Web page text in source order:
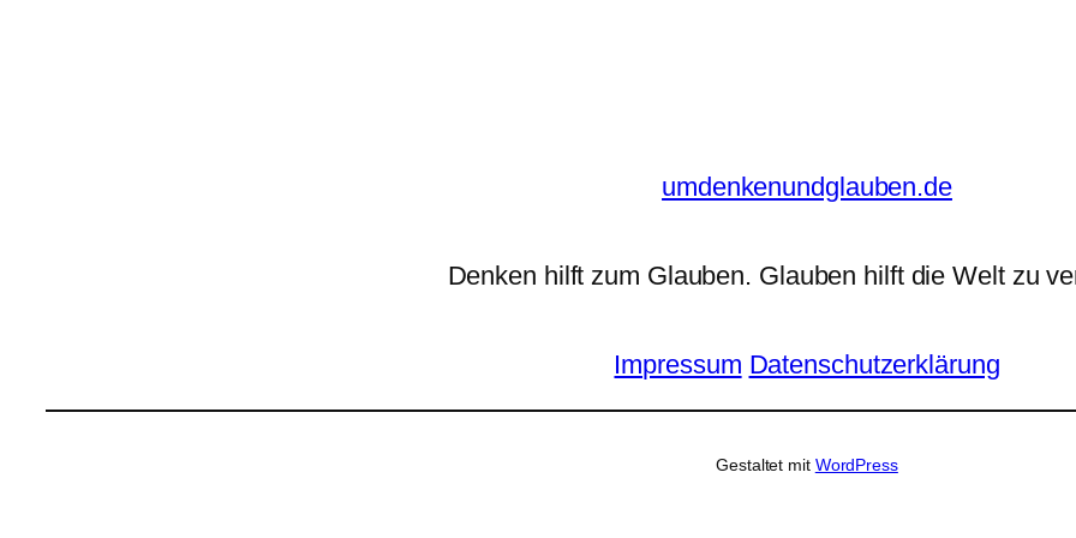
umdenkenundglauben.de
Denken hilft zum Glauben. Glauben hilft die Welt zu
Impressum Datenschutzerklärung
Gestaltet mit WordPress